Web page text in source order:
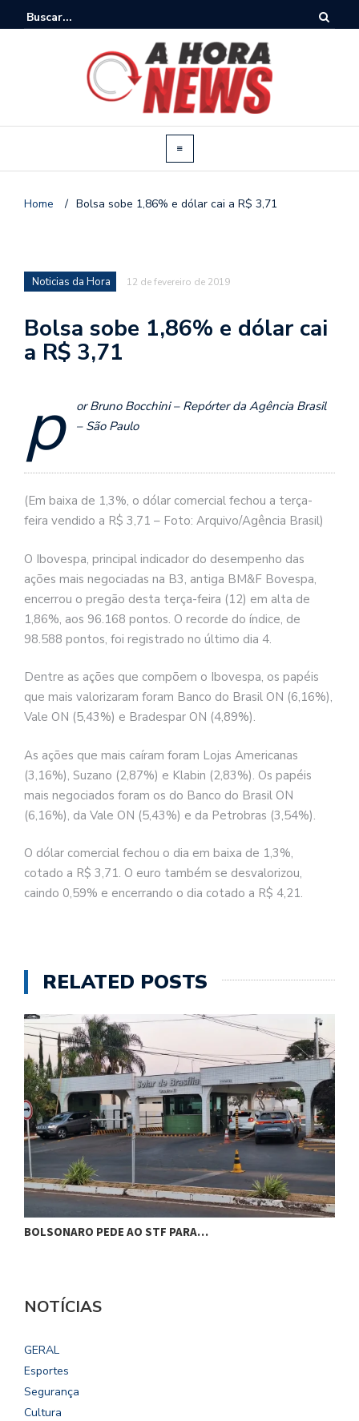
Home / Bolsa sobe 1,86% e dólar cai a R$ 3,71
Noticias da Hora 12 de fevereiro de 2019
Bolsa sobe 1,86% e dólar cai
a R$ 3,71
p
or Bruno Bocchini – Repórter da Agência Brasil
– São Paulo
(Em baixa de 1,3%, o dólar comercial fechou a terça-
feira vendido a R$ 3,71 – Foto: Arquivo/Agência Brasil)
O Ibovespa, principal indicador do desempenho das
ações mais negociadas na B3, antiga BM&F Bovespa,
encerrou o pregão desta terça-feira (12) em alta de
1,86%, aos 96.168 pontos. O recorde do índice, de
98.588 pontos, foi registrado no último dia 4.
Dentre as ações que compõem o Ibovespa, os papéis
que mais valorizaram foram Banco do Brasil ON (6,16%),
Vale ON (5,43%) e Bradespar ON (4,89%).
As ações que mais caíram foram Lojas Americanas
(3,16%), Suzano (2,87%) e Klabin (2,83%). Os papéis
mais negociados foram os do Banco do Brasil ON
(6,16%), da Vale ON (5,43%) e da Petrobras (3,54%).
O dólar comercial fechou o dia em baixa de 1,3%,
cotado a R$ 3,71. O euro também se desvalorizou,
caindo 0,59% e encerrando o dia cotado a R$ 4,21.
RELATED POSTS
BOLSONARO PEDE AO STF PARA…
NOTÍCIAS
GERAL
Esportes
Segurança
Cultura